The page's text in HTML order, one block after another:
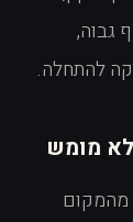
גבוה,
להתחלה.
מהמקום